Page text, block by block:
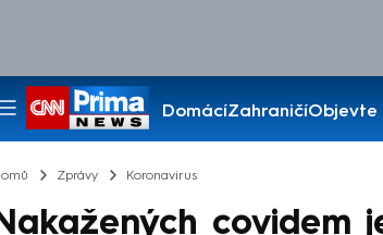
DomácíZahraničíObjevte
Pořady
Zprávy Koronavirus
covidem